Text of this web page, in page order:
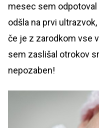
mesec sem
odšla na prvi
če je z zarodkom vse
sem zaslišal otrokov
nepozaben!